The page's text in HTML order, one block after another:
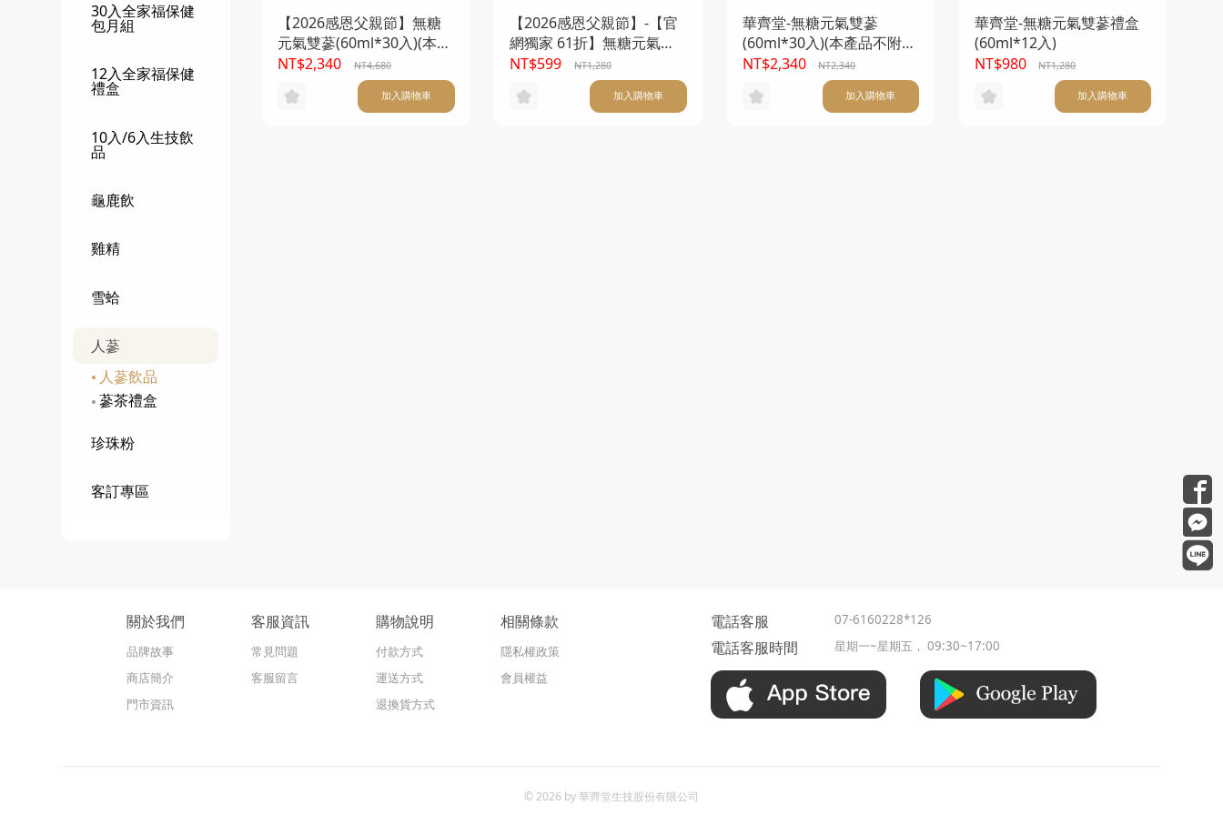
30入全家福保健
包月組
12入全家福保健
禮盒
10入/6入生技飲
品
龜鹿飲
雞精
雪蛤
人蔘
人蔘飲品
蔘茶禮盒
珍珠粉
客訂專區
【2026感恩父親節】無糖
元氣雙蔘(60ml*30入)(本產
品不附提袋) 買一送一
NT$2,340 NT4,680
加入購物車
【2026感恩父親節】-【官
網獨家 61折】無糖元氣雙
蔘禮盒(60ml*12入)
NT$599 NT1,280
加入購物車
華齊堂-無糖元氣雙蔘
(60ml*30入)(本產品不附提
袋)
NT$2,340 NT2,340
加入購物車
華齊堂-無糖元氣雙蔘禮盒
(60ml*12入)
NT$980
NT1,280
加入購物車
關於我們
品牌故事
商店簡介
門市資訊
客服資訊
常見問題
客服留言
購物說明
付款方式
運送方式
退換貨方式
相關條款
隱私權政策
會員權益
電話客服 07-6160228*126
電話客服時間 星期一~星期五， 09:30~17:00
© 2026 by 華齊堂生技股份有限公司